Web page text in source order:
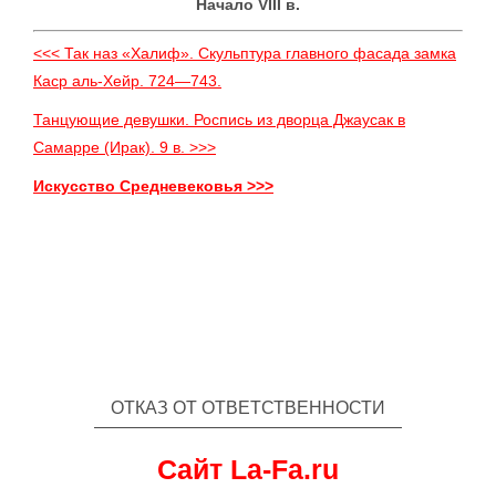
Начало VIII в.
<<< Так наз «Халиф». Скульптура главного фасада замка
Каср аль-Хейр. 724—743.
Танцующие девушки. Роспись из дворца Джаусак в
Самарре (Ирак). 9 в. >>>
Искусство Средневековья >>>
ОТКАЗ ОТ ОТВЕТСТВЕННОСТИ
Сайт La-Fa.ru